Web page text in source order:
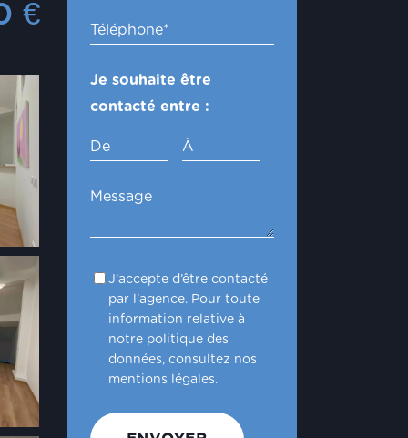
€
Je souhaite être
contacté entre :
De À
J’accepte d’être contacté
par l'agence. Pour toute
information relative à
notre politique des
données, consultez nos
mentions légales.